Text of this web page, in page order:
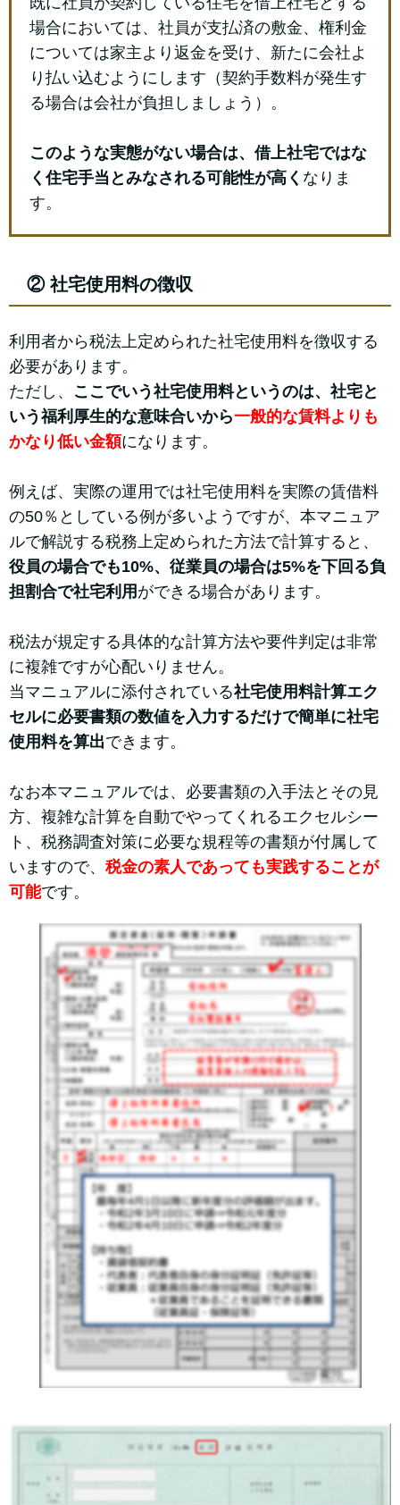
場合においては、社員が支払済の敷金、権利金
については家主より返金を受け、新たに会社よ
り払い込むようにします（契約手数料が発生す
る場合は会社が負担しましょう）。
このような実態がない場合は、借上社宅ではな
く住宅手当とみなされる可能性が高く なりま
す。
② 社宅使用料の徴収
利用者から税法上定められた社宅使用料を徴収する
必要があります。
ただし、 ここでいう社宅使用料というのは、社宅と
いう福利厚生的な意味合いから一般的な賃料よりも
かなり低い金額になります。
例えば、実際の運用では社宅使用料を実際の賃借料
の50％としている例が多いようですが、本マニュア
ルで解説する税務上定められた方法で計算すると、
役員の場合でも10%、従業員の場合は5%を下回る負
担割合で社宅利用 ができる場合があります。
税法が規定する具体的な計算方法や要件判定は非常
に複雑ですが心配いりません。
当マニュアルに添付されている社宅使用料計算エク
セルに必要書類の数値を入力するだけで簡単に社宅
使用料を算出できます。
なお本マニュアルでは、必要書類の入手法とその見
方、複雑な計算を自動でやってくれるエクセルシー
ト、税務調査対策に必要な規程等の書類が付属して
いますので、 税金の素人であっても実践することが
可能です。